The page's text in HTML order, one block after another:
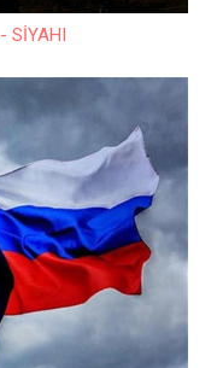
- SİYAHI